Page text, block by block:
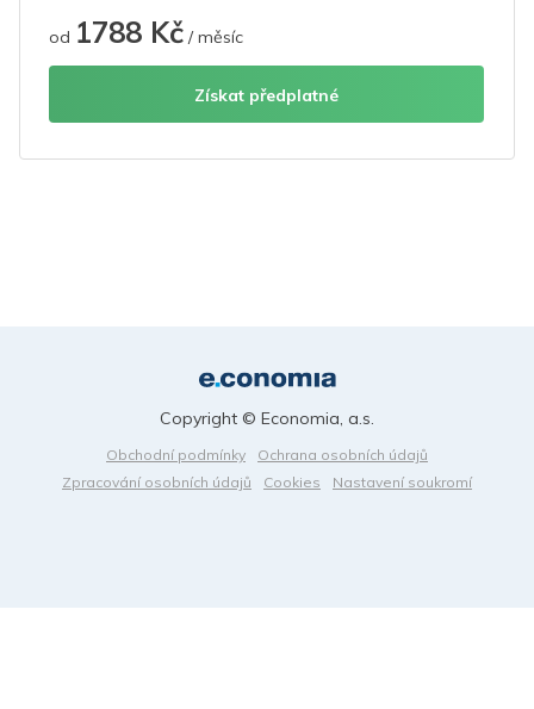
od 1788 Kč / měsíc
Získat předplatné
Obchodní podmínky
Ochrana osobních údajů
Zpracování osobních údajů
Cookies Nastavení soukromí
Copyright © Economia, a.s.